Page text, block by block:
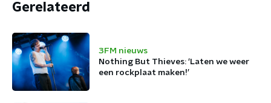
Gerelateerd
3FM nieuws
Nothing But Thieves: ‘Laten we weer
een rockplaat maken!’